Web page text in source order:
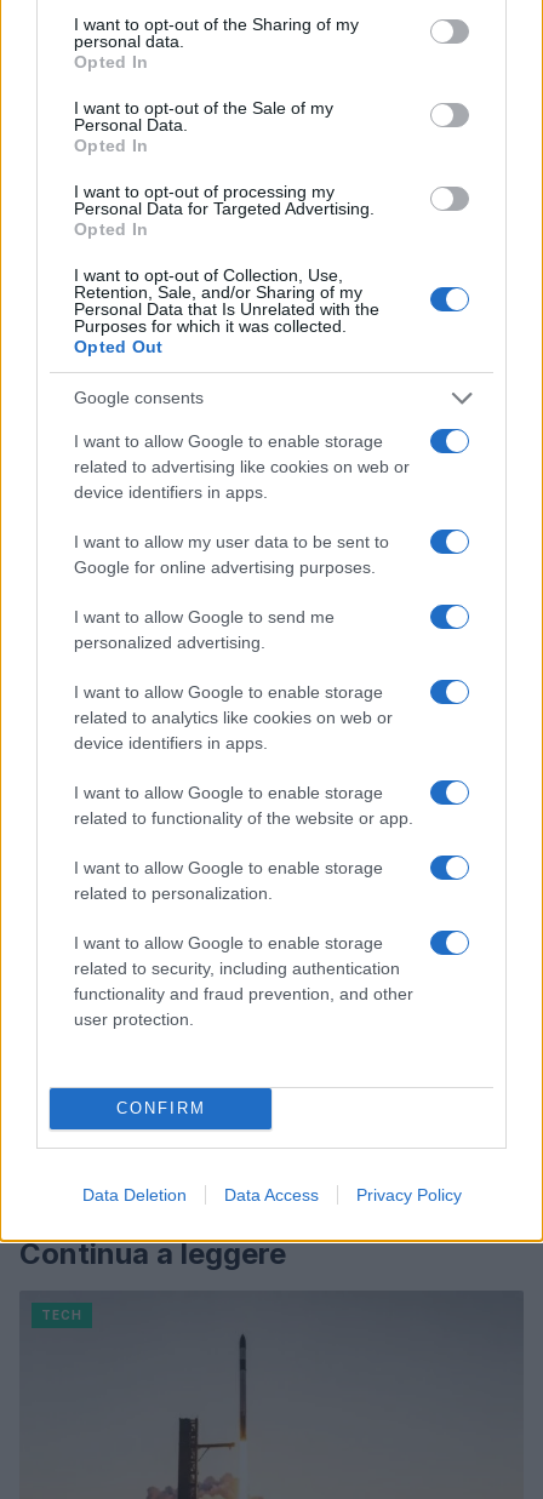
not limited to your visit or usage behaviour. You may click to
grant or deny consent to Google and its third-party tags to
use your data for below specified purposes in below Google
consent section.
I want to opt-out of the Sharing of my
personal data.
Opted In
I want to opt-out of the Sale of my
Personal Data.
Opted In
I want to opt-out of processing my
Personal Data for Targeted Advertising.
Opted In
I want to opt-out of Collection, Use,
Retention, Sale, and/or Sharing of my
Personal Data that Is Unrelated with the
Purposes for which it was collected.
Opted Out
Google consents
I want to allow Google to enable storage
related to advertising like cookies on web or
device identifiers in apps.
I want to allow my user data to be sent to
Google for online advertising purposes.
I want to allow Google to send me
personalized advertising.
I want to allow Google to enable storage
related to analytics like cookies on web or
device identifiers in apps.
I want to allow Google to enable storage
related to functionality of the website or app.
I want to allow Google to enable storage
related to personalization.
I want to allow Google to enable storage
related to security, including authentication
functionality and fraud prevention, and other
user protection.
CONFIRM
Data Deletion Data Access Privacy Policy
scala commerciale.
suggerisce che la competizione si sposterà sempre
più verso chi saprà costruire ecosistemi software,
pipeline dati e modelli di integrazione efficaci. Il
corposi standardizza, ma la partita vera si gioca
sostenibili nei processi reali.
Susanna Riva osserva Bologna dalla finestra
dell’Archivio di Stato dove una volta ha
passato una settimana a consultare faldoni
sulle cooperative cittadine: quel documento
segnò la scelta editoriale di approfondire
responsabilità istituzionali. Tiene linea critica
nella redazione, amante del caffè lungo e del
taccuino sempre pieno.
Continua a leggere
TECH